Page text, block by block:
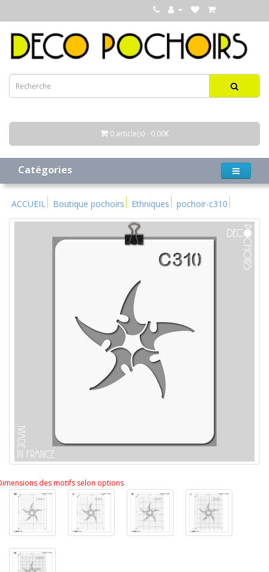
0 article(s) - 0,00€
Catégories
ACCUEIL Boutique pochoirs Ethniques pochoir-c310
des motifs selon options